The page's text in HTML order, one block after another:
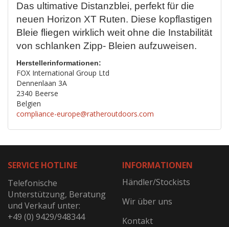
Das ultimative Distanzblei, perfekt für die
neuen Horizon XT Ruten. Diese kopflastigen
Bleie fliegen wirklich weit ohne die Instabilität
von schlanken Zipp- Bleien aufzuweisen.
Herstellerinformationen:
FOX International Group Ltd
Dennenlaan 3A
2340 Beerse
Belgien
compliance-europe@ratheroutdoors.com
SERVICE HOTLINE
Telefonische
Unterstützung, Beratung
und Verkauf unter:
+49 (0) 9429/948344
INFORMATIONEN
Händler/Stockists
Wir über uns
Kontakt